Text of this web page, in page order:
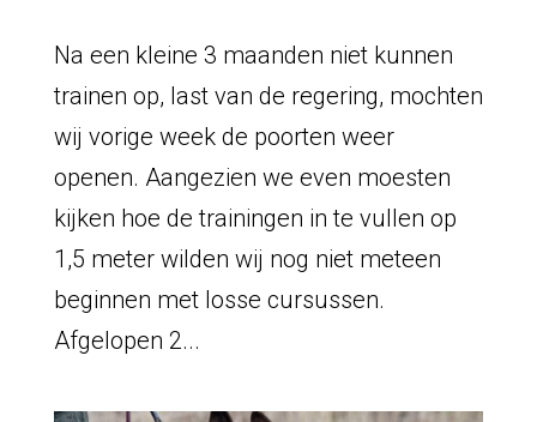
Na een kleine 3 maanden niet kunnen
trainen op, last van de regering, mochten
wij vorige week de poorten weer
openen. Aangezien we even moesten
kijken hoe de trainingen in te vullen op
1,5 meter wilden wij nog niet meteen
beginnen met losse cursussen.
Afgelopen 2...